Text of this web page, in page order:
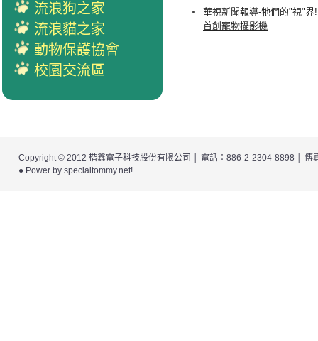
華視新聞報導-牠們的"視"界!
首創寵物攝影機
流浪狗之家
流浪貓之家
動物保護協會
校園交流區
Copyright © 2012 楷鑫電子科技股份有限公司
│ 電話：886-2-2304-8898 │
● Power by specialtommy.net!